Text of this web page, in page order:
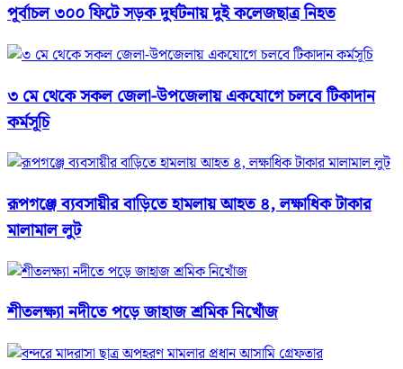
পূর্বাচল ৩০০ ফিটে সড়ক দুর্ঘটনায় দুই কলেজছাত্র নিহত
৩ মে থেকে সকল জেলা-উপজেলায় একযোগে চলবে টিকাদান
কর্মসূচি
রূপগঞ্জে ব্যবসায়ীর বাড়িতে হামলায় আহত ৪, লক্ষাধিক টাকার
মালামাল লুট
শীতলক্ষ্যা নদীতে পড়ে জাহাজ শ্রমিক নিখোঁজ